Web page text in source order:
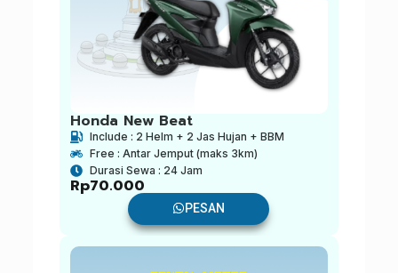
Honda New Beat
Include : 2 Helm + 2 Jas Hujan + BBM
Free : Antar Jemput (maks 3km)
Durasi Sewa : 24 Jam
Rp70.000
PESAN